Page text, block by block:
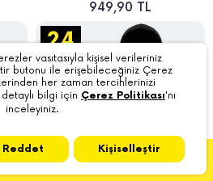
949,90 TL
vasıtasıyla kişisel verileriniz
butonu ile erişebileceğiniz Çerez
her zaman tercihlerinizi
bilgi için Çerez Politikası'nı
inceleyiniz.
Reddet Kişiselleştir